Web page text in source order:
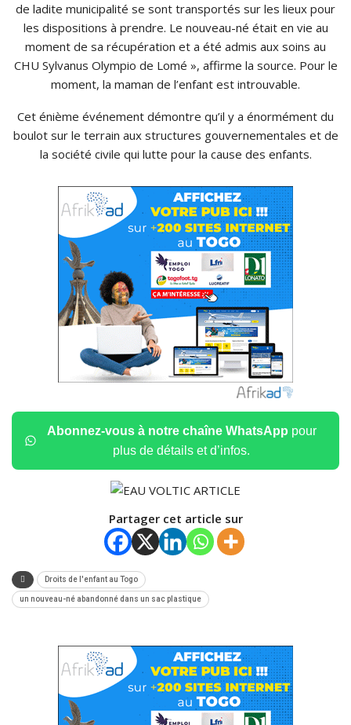
de ladite municipalité se sont transportés sur les lieux pour
les dispositions à prendre. Le nouveau-né était en vie au
moment de sa récupération et a été admis aux soins au
CHU Sylvanus Olympio de Lomé », affirme la source. Pour le
moment, la maman de l’enfant est introuvable.
Cet énième événement démontre qu’il y a énormément du
boulot sur le terrain aux structures gouvernementales et de
la société civile qui lutte pour la cause des enfants.
Abonnez-vous à notre chaîne WhatsApp pour
plus de détails et d’infos.
Partager cet article sur
Droits de l'enfant au Togo
un nouveau-né abandonné dans un sac plastique